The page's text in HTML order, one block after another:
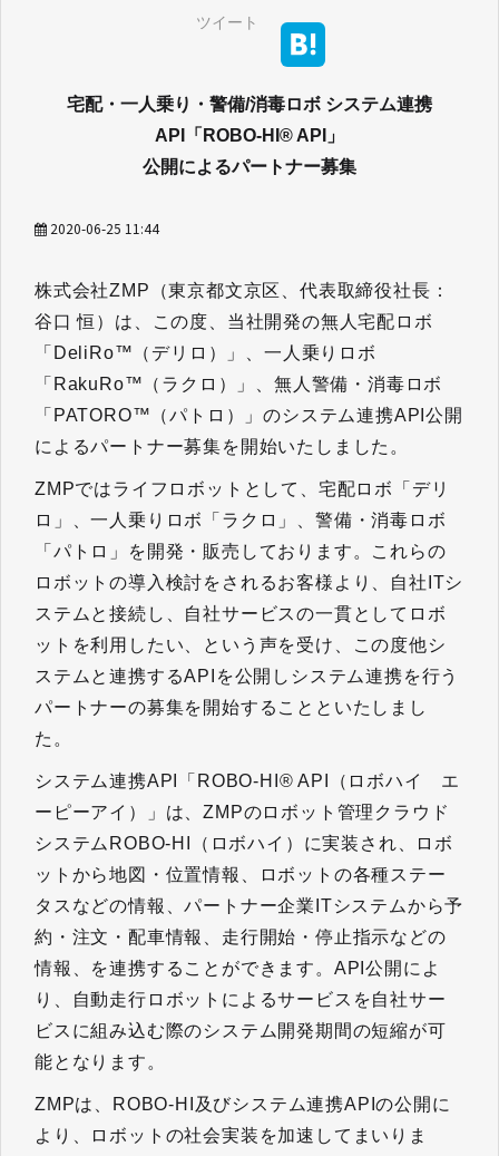
ツイート
宅配・一人乗り・警備/消毒ロボ システム連携
API「ROBO-HI® API」
公開によるパートナー募集
2020-06-25 11:44
株式会社ZMP（東京都文京区、代表取締役社長：
谷口 恒）は、この度、当社開発の無人宅配ロボ
「DeliRo™（デリロ）」、一人乗りロボ
「RakuRo™（ラクロ）」、無人警備・消毒ロボ
「PATORO™（パトロ）」のシステム連携API公開
によるパートナー募集を開始いたしました。
ZMPではライフロボットとして、宅配ロボ「デリ
ロ」、一人乗りロボ「ラクロ」、警備・消毒ロボ
「パトロ」を開発・販売しております。これらの
ロボットの導入検討をされるお客様より、自社ITシ
ステムと接続し、自社サービスの一貫としてロボ
ットを利用したい、という声を受け、この度他シ
ステムと連携するAPIを公開しシステム連携を行う
パートナーの募集を開始することといたしまし
た。
システム連携API「ROBO-HI® API（ロボハイ エ
ーピーアイ）」は、ZMPのロボット管理クラウド
システムROBO-HI（ロボハイ）に実装され、ロボ
ットから地図・位置情報、ロボットの各種ステー
タスなどの情報、パートナー企業ITシステムから予
約・注文・配車情報、走行開始・停止指示などの
情報、を連携することができます。API公開によ
り、自動走行ロボットによるサービスを自社サー
ビスに組み込む際のシステム開発期間の短縮が可
能となります。
ZMPは、ROBO-HI及びシステム連携APIの公開に
より、ロボットの社会実装を加速してまいりま